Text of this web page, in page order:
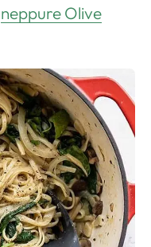
neppure Olive
Apri il menu di navigazione